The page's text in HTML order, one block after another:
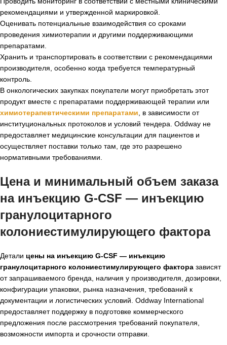
рекомендациями и утвержденной маркировкой.
Оценивать потенциальные взаимодействия со сроками
проведения химиотерапии и другими поддерживающими
препаратами.
Хранить и транспортировать в соответствии с рекомендациями
производителя, особенно когда требуется температурный
контроль.
В онкологических закупках покупатели могут приобретать этот
продукт вместе с препаратами поддерживающей терапии или
химиотерапевтическими препаратами , в зависимости от
институциональных протоколов и условий тендера. Oddway не
предоставляет медицинские консультации для пациентов и
осуществляет поставки только там, где это разрешено
нормативными требованиями.
Цена и минимальный объем заказа
на инъекцию G-CSF — инъекцию
гранулоцитарного
колониестимулирующего фактора
Детали цены на инъекцию G-CSF — инъекцию
гранулоцитарного колониестимулирующего фактора зависят
от запрашиваемого бренда, наличия у производителя, дозировки,
конфигурации упаковки, рынка назначения, требований к
документации и логистических условий. Oddway International
предоставляет поддержку в подготовке коммерческого
предложения после рассмотрения требований покупателя,
возможности импорта и срочности отправки.